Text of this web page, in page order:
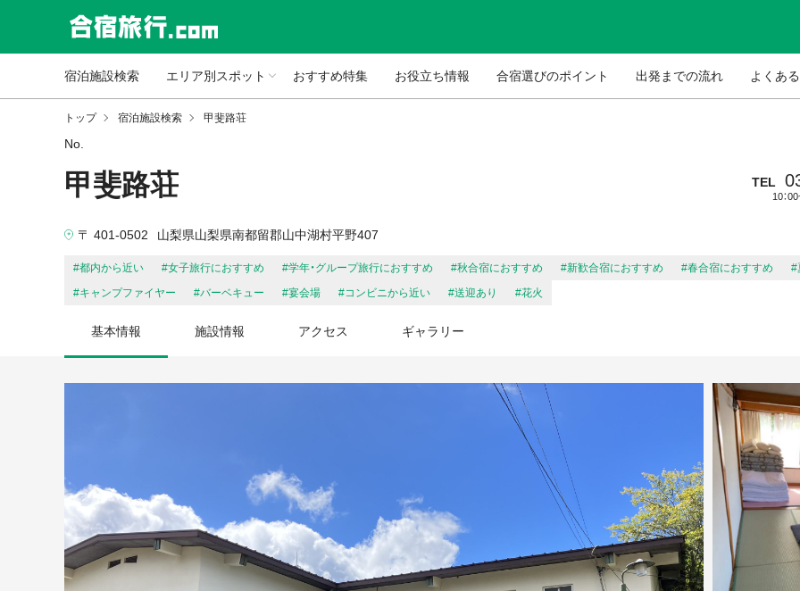
宿泊施設検索 エリア別スポット おすすめ特集 お役立ち情報 合宿選びのポイント 出発までの流れ よくあ
トップ 宿泊施設検索 甲斐路荘
No.
甲斐路荘
〒 401-0502 山梨県山梨県南都留郡山中湖村平野407
#都内から近い #女子旅行におすすめ #学年・グループ旅行におすすめ #秋合宿におすすめ #新歓合宿におすすめ #春合宿におすすめ
#
#キャンプファイヤー
#バーベキュー #宴会場 #コンビニから近い #送迎あり #花火
TEL
10：
基本情報 施設情報 アクセス ギャラリー